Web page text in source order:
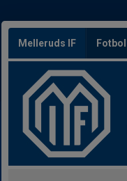
Melleruds IF Fotboll